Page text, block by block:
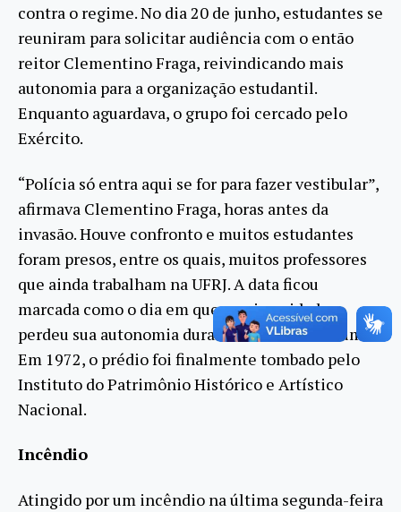
contra o regime. No dia 20 de junho, estudantes se
reuniram para solicitar audiência com o então
reitor Clementino Fraga, reivindicando mais
autonomia para a organização estudantil.
Enquanto aguardava, o grupo foi cercado pelo
Exército.
“Polícia só entra aqui se for para fazer vestibular”,
afirmava Clementino Fraga, horas antes da
invasão. Houve confronto e muitos estudantes
foram presos, entre os quais, muitos professores
que ainda trabalham na UFRJ. A data ficou
marcada como o dia em que a universidade
perdeu sua autonomia durante os anos de chumbo.
Em 1972, o prédio foi finalmente tombado pelo
Instituto do Patrimônio Histórico e Artístico
Nacional.
Incêndio
Atingido por um incêndio na última segunda-feira